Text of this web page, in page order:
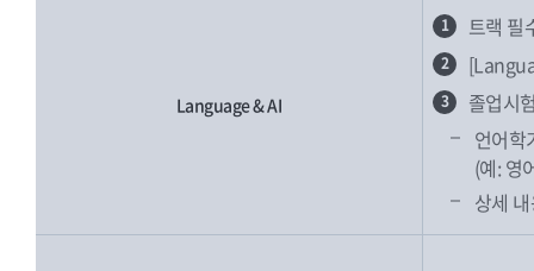
Language & AI
1 트랙 필
2
3
졸업시
언어학
(예: 영
상세